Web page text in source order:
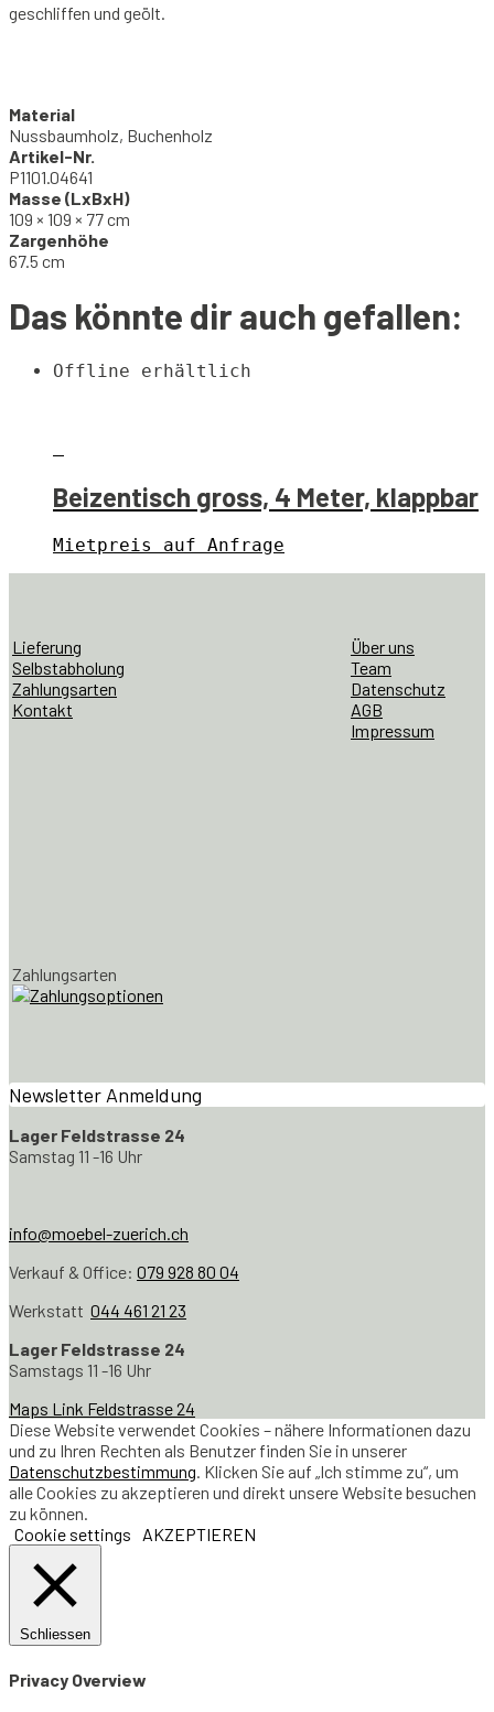
geschliffen und geölt.
Material
Nussbaumholz, Buchenholz
Artikel-Nr.
P1101.04641
Masse (LxBxH)
109 × 109 × 77 cm
Zargenhöhe
67.5 cm
Das könnte dir auch gefallen:
Offline erhältlich
Beizentisch gross, 4 Meter, klappbar
Mietpreis auf Anfrage
Lieferung
Selbstabholung
Zahlungsarten
Kontakt
Über uns
Team
Datenschutz
AGB
Impressum
Zahlungsarten
Newsletter Anmeldung
Lager Feldstrasse 24
Samstag 11 -16 Uhr
info@moebel-zuerich.ch
Verkauf & Office: 079 928 80 04
Werkstatt 044 461 21 23
Lager Feldstrasse 24
Samstags 11 -16 Uhr
Maps Link Feldstrasse 24
Diese Website verwendet Cookies – nähere Informationen dazu
und zu Ihren Rechten als Benutzer finden Sie in unserer
Datenschutzbestimmung . Klicken Sie auf „Ich stimme zu“, um
alle Cookies zu akzeptieren und direkt unsere Website besuchen
zu können.
Cookie settings
AKZEPTIEREN
Schliessen
Privacy Overview